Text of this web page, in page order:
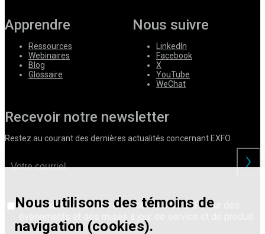
Nous utilisons des témoins de
navigation (cookies).
Apprendre
Ressources
Webinaires
Blog
Glossaire
Nous suivre
LinkedIn
Facebook
X
YouTube
WeChat
Recevoir notre newsletter
Restez au courant des dernières actualités concernant EXFO.
Je consens à recevoir des courriels de EXFO sur des